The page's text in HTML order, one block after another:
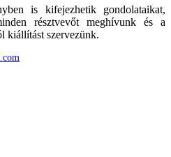
is kifejezhetik gondolataikat,
résztvevőt meghívunk és a
kiállítást szervezünk.